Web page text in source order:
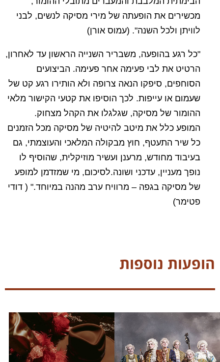
מכשירים את הופעתה של מירי מסיקה לנשים, לבני
לוויתן ולכל השנה". (עמוס אורן)
"כל רגע בהופעה, משבריר השנייה הראשון עד לאחרון,
הרטיט את לבי פעימה אחר פעימה. הביצועים
הסוחפים, סיפקו הנאה צרופה ולא הותירו רגע קט של
שעמום או עייפות. לכך הוסיפו את קטעי הקישור מלאי
ההומור של מסיקה, שגלגלו את הקהל מצחוק.
המופע כלל את מיטב להיטיה של מסיקה מכל הזמנים
כל שיר התעטף, חוץ מבקולה המלאכי והעוצמתי, גם
בעיבוד מחודש, מרענן ועשיר מוזיקלית, שהוסיף לו
נופך מעניין, עדכני ושונה.לסיכום, מי שמזדמן למופע
של מסיקה בגפה – מרוויח ערב מהנה במיוחד." ( דודי
פטימר)
הופעות נוספות